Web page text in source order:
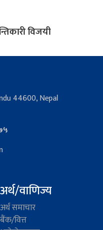
विजयी
44600, Nepal
अर्थ/वाणिज्य
अर्थ समाचार
बैंक/वित्त